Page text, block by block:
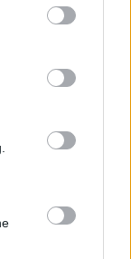
αποκαλύψεις
για Κούστα,
πήγαν στη